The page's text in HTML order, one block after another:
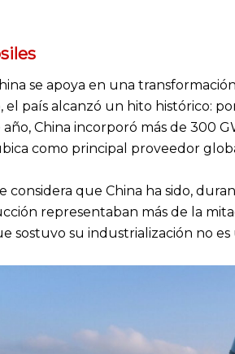
se apoya en una
país alcanzó un hito histórico:
China incorporó más de 300
como principal proveedor
considera que China ha sido,
representaban más de la
sostuvo su industrialización no